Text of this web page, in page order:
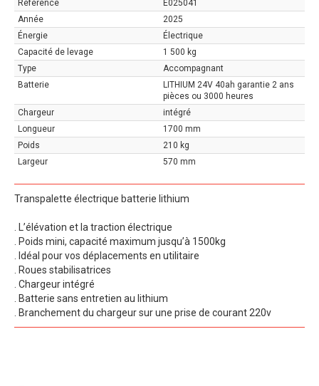
Référence
E025041
Année
2025
Énergie
Électrique
Capacité de levage
1 500 kg
Type
Accompagnant
Batterie
LITHIUM 24V 40ah garantie 2 ans
pièces ou 3000 heures
Chargeur
intégré
Longueur
1700 mm
Poids
210 kg
Largeur
570 mm
Transpalette électrique batterie lithium
. L’élévation et la traction électrique
. Poids mini, capacité maximum jusqu’à 1500kg
. Idéal pour vos déplacements en utilitaire
. Roues stabilisatrices
. Chargeur intégré
. Batterie sans entretien au lithium
. Branchement du chargeur sur une prise de courant 220v